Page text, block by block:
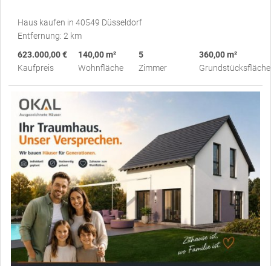
Haus kaufen in 40549 Düsseldorf
Entfernung: 2 km
623.000,00 €
Kaufpreis
140,00 m²
Wohnfläche
5
Zimmer
360,00 m²
Grundstücksfläche